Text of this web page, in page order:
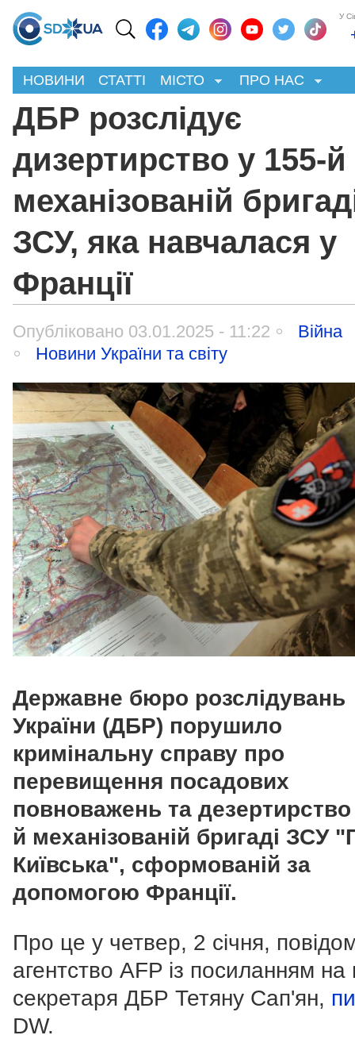
У
НОВИНИ СТАТТІ МІСТО ПРО НАС
ДБР розслідує
дизертирство у 155-й
механізованій
ЗСУ, яка навчалася у
Франції
Опубліковано 03.01.2025 - 11:22
Війна
Новини України та світу
Державне бюро розслідувань
України (ДБР) порушило
кримінальну справу про
перевищення посадових
повноважень та
й механізованій бригаді ЗСУ
Київська", сформованій за
допомогою Франції.
Про це у четвер, 2 січня,
агентство AFP із посиланням на
секретаря ДБР Тетяну Сап'ян,
DW.